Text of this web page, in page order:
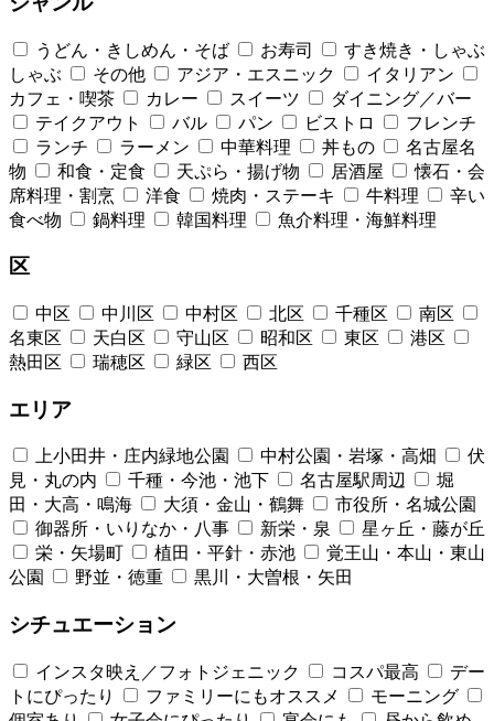
うどん・きしめん・そば お寿司
すき焼き・しゃぶ
しゃぶ
その他 アジア・エスニック
イタリアン
カフェ・喫茶
カレー スイーツ
ダイニング／バー
テイクアウト
バル パン ビストロ
フレンチ
ランチ
ラーメン 中華料理 丼もの
名古屋名
物
和食・定食 天ぷら・揚げ物 居酒屋
懐石・会
席料理・割烹
洋食 焼肉・ステーキ 牛料理
辛い
食べ物
鍋料理 韓国料理 魚介料理・海鮮料理
区
中区 中川区 中村区 北区 千種区
南区
名東区
天白区 守山区 昭和区 東区
港区
熱田区
瑞穂区 緑区 西区
エリア
上小田井・庄内緑地公園 中村公園・岩塚・高畑
伏
見・丸の内
千種・今池・池下 名古屋駅周辺
堀
田・大高・鳴海
大須・金山・鶴舞
市役所・名城公園
御器所・いりなか・八事
新栄・泉
星ヶ丘・藤が丘
栄・矢場町
植田・平針・赤池
覚王山・本山・東山
公園
野並・徳重 黒川・大曽根・矢田
シチュエーション
インスタ映え／フォトジェニック コスパ最高
デー
トにぴったり
ファミリーにもオススメ
モーニング